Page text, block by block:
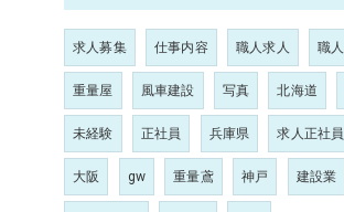
求人募集 仕事内容 職人求人 職人
重量屋 風車建設 写真 北海道
未経験 正社員 兵庫県 求人正社員
大阪 gw 重量鳶 神戸 建設業